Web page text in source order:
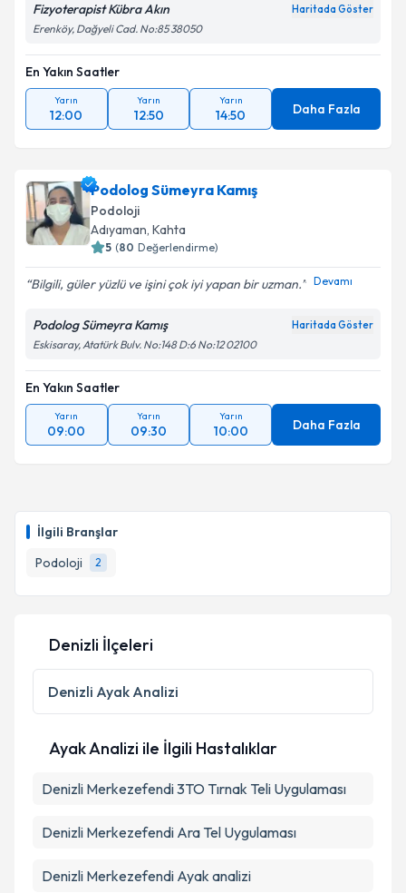
İlgili Branşlar
Podoloji
2
Fizyoterapist Kübra Akın Haritada Göster
Erenköy, Dağyeli Cad. No:85 38050
En Yakın Saatler
Yarın
12:00
Yarın
12:50
Yarın
14:50 Daha Fazla
Podolog Sümeyra Kamış
Podoloji
Adıyaman, Kahta
5 (80 Değerlendirme)
Bilgili, güler yüzlü ve işini çok iyi yapan bir uzman. Devamı
Podolog Sümeyra Kamış Haritada Göster
Eskisaray, Atatürk Bulv. No:148 D:6 No:12 02100
En Yakın Saatler
Yarın
09:00
Yarın
09:30
Yarın
10:00 Daha Fazla
Denizli İlçeleri
Denizli Ayak Analizi
Ayak Analizi ile İlgili Hastalıklar
Denizli Merkezefendi 3TO Tırnak Teli Uygulaması
Denizli Merkezefendi Ara Tel Uygulaması
Denizli Merkezefendi Ayak analizi